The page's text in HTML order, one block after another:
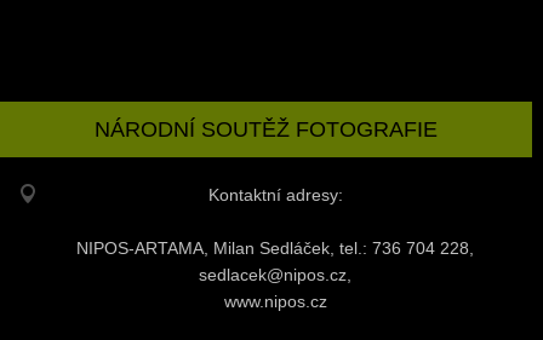
NÁRODNÍ SOUTĚŽ FOTOGRAFIE
Kontaktní adresy:
NIPOS-ARTAMA, Milan Sedláček, tel.: 736 704 228,
sedlacek@nipos.cz,
www.nipos.cz